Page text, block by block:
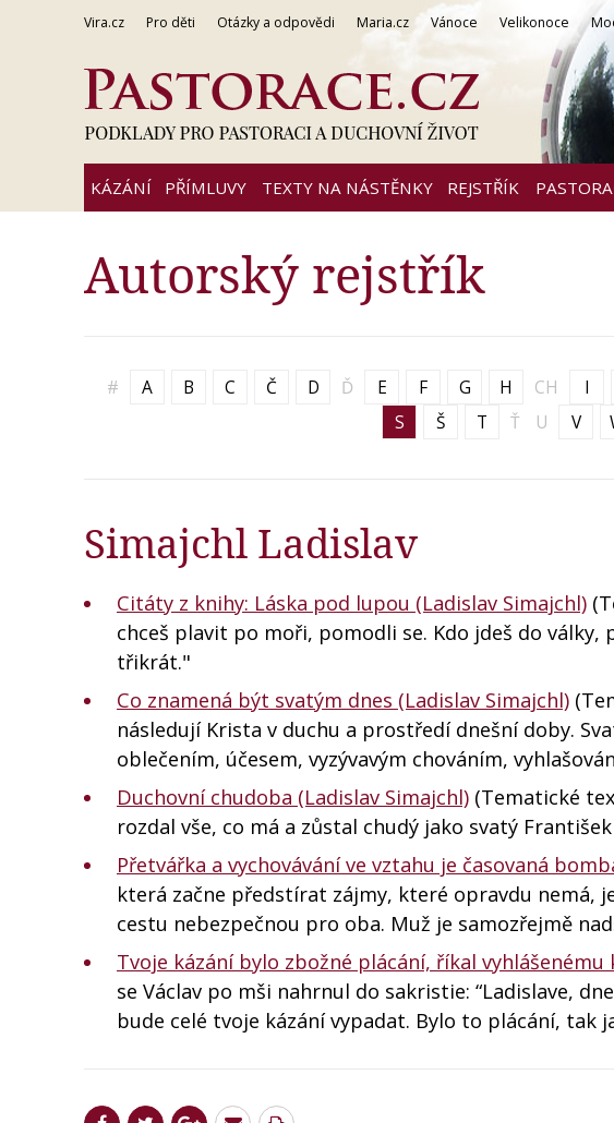
Vira.cz Pro děti Otázky a odpovědi Maria.cz Vánoce Velikonoce
KÁZÁNÍ PŘÍMLUVY TEXTY NA NÁSTĚNKY REJSTŘÍK
Autorský rejstřík
# A B C Č D Ď E F G H CH I
S
Š T Ť U V
Simajchl Ladislav
Citáty z knihy: Láska pod lupou (Ladislav Simajchl)
chceš plavit po moři, pomodli se. Kdo jdeš do
třikrát."
Co znamená být svatým dnes (Ladislav Simajchl)
následují Krista v duchu a prostředí dnešní doby.
oblečením, účesem, vyzývavým chováním,
Duchovní chudoba (Ladislav Simajchl) (Tematické
rozdal vše, co má a zůstal chudý jako svatý František
Přetvářka a vychovávání ve vztahu je časovaná
která začne předstírat zájmy, které opravdu nemá,
cestu nebezpečnou pro oba. Muž je samozřejmě
Tvoje kázání bylo zbožné plácání, říkal vyhlášenému
se Václav po mši nahrnul do sakristie: “Ladislave,
bude celé tvoje kázání vypadat. Bylo to plácání, tak